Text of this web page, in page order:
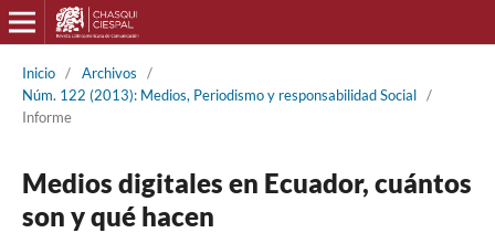
Inicio / Archivos
/
Núm. 122 (2013): Medios, Periodismo y responsabilidad Social /
Informe
Medios digitales en Ecuador, cuántos
son y qué hacen